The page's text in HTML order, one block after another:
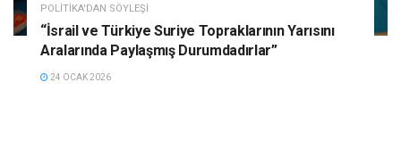
POLITIKA'DAN SÖYLEŞI
“İsrail ve Türkiye Suriye Topraklarının Yarısını
Aralarında Paylaşmış Durumdadırlar”
24 OCAK 2026